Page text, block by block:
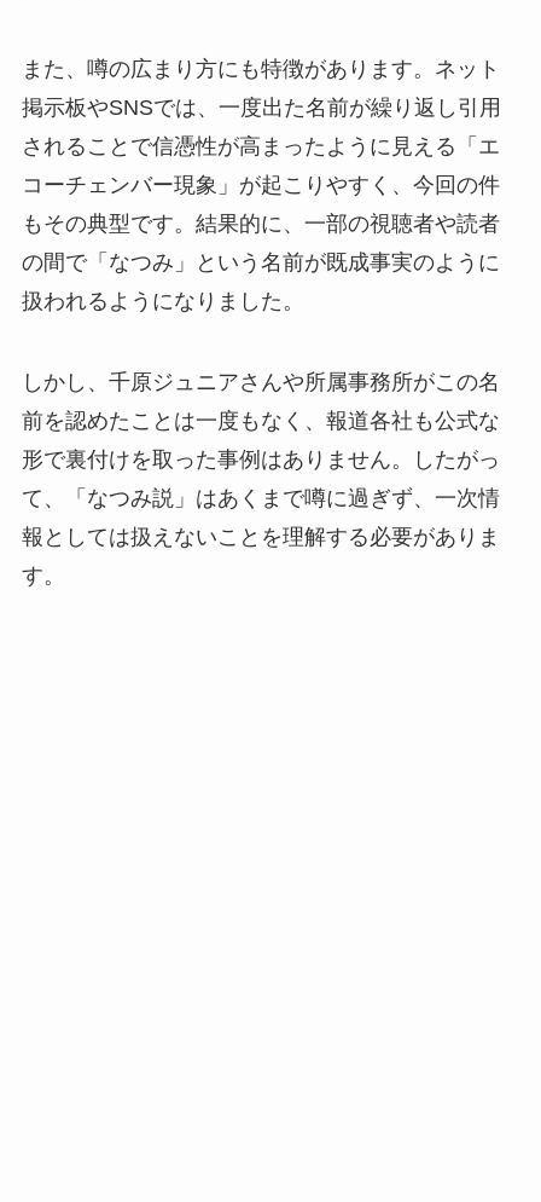
また、噂の広まり方にも特徴があります。ネット
掲示板やSNSでは、一度出た名前が繰り返し引用
されることで信憑性が高まったように見える「エ
コーチェンバー現象」が起こりやすく、今回の件
もその典型です。結果的に、一部の視聴者や読者
の間で「なつみ」という名前が既成事実のように
扱われるようになりました。
しかし、千原ジュニアさんや所属事務所がこの名
前を認めたことは一度もなく、報道各社も公式な
形で裏付けを取った事例はありません。したがっ
て、「なつみ説」はあくまで噂に過ぎず、一次情
報としては扱えないことを理解する必要がありま
す。